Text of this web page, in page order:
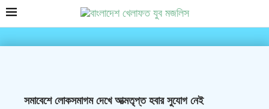
সমাবেশে লোকসমাগম দেখে আত্মতৃপ্ত হবার সুযোগ নেই